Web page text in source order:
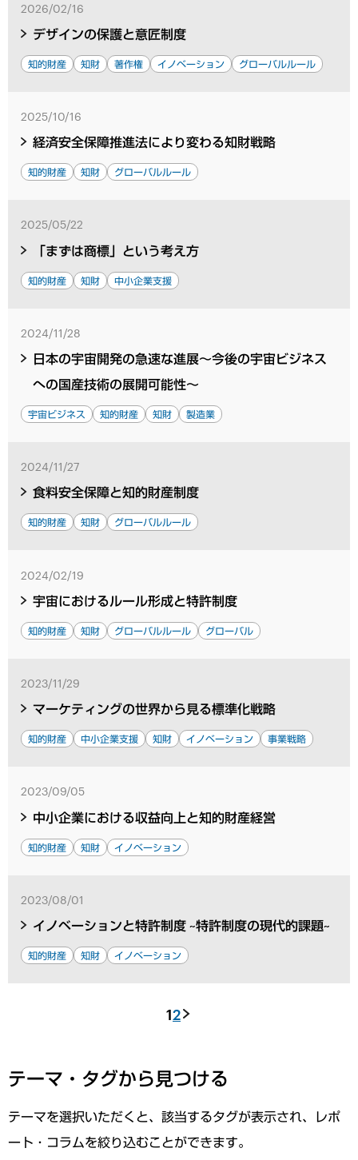
2026/02/16
デザインの保護と意匠制度
知的財産 知財 著作権 イノベーション グローバルルール
2025/10/16
経済安全保障推進法により変わる知財戦略
知的財産 知財 グローバルルール
2025/05/22
「まずは商標」という考え方
知的財産 知財 中小企業支援
2024/11/28
日本の宇宙開発の急速な進展～今後の宇宙ビジネス
への国産技術の展開可能性～
宇宙ビジネス 知的財産 知財 製造業
2024/11/27
食料安全保障と知的財産制度
知的財産 知財 グローバルルール
2024/02/19
宇宙におけるルール形成と特許制度
知的財産 知財 グローバルルール グローバル
2023/11/29
マーケティングの世界から見る標準化戦略
知的財産 中小企業支援 知財 イノベーション 事業戦略
2023/09/05
中小企業における収益向上と知的財産経営
知的財産 知財 イノベーション
2023/08/01
イノベーションと特許制度 ~特許制度の現代的課題~
知的財産 知財 イノベーション
12
テーマ・タグから見つける
テーマを選択いただくと、該当するタグが表示され、レポ
ート・コラムを絞り込むことができます。